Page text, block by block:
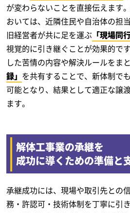
が変わらないことを直接伝えます
おいては、近隣住民や自治体の担
旧経営者が共に足を運ぶ 「現場同行
視覚的に引き継ぐことが効果的で
した苦情の内容や解決ルールをま
録」 を共有することで、新体制で
可能となり、結果として適正な譲
ます。
解体工事業の承継を
成功に導くための準備と
承継成功には、現場や取引先との
務・許認可・技術体制を丁寧に引